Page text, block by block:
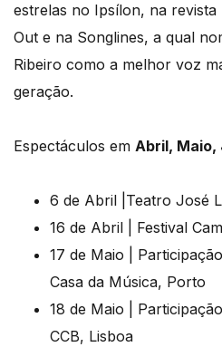
estrelas no Ipsílon, na revista
Out e na Songlines, a qual
Ribeiro como a melhor voz
geração.
Espectáculos em Abril, Maio,
6 de Abril |Teatro José
16 de Abril | Festival
17 de Maio |
Casa da Música, Porto
18 de Maio |
CCB, Lisboa